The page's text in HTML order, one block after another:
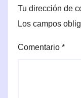
Tu dirección de
Los campos
Comentario *